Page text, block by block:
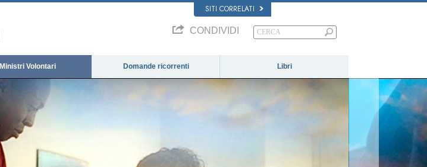
SITI CORRELATI
CONDIVIDI
Ministri Volontari Domande ricorrenti Libri